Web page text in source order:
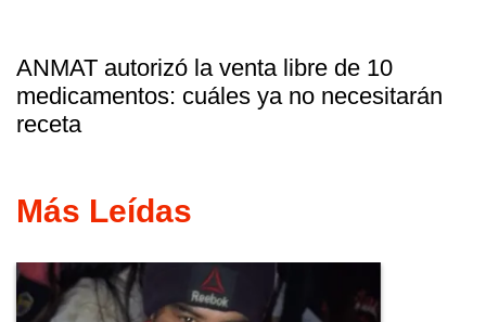
ANMAT autorizó la venta libre de 10
medicamentos: cuáles ya no necesitarán
receta
Más Leídas